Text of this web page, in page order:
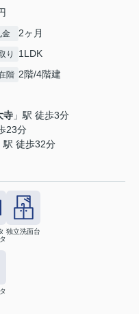
金 2ヶ月
り 1LDK
階 2階/4階建
寺 」駅 徒歩3分
23分
駅 徒歩32分
独立洗面台